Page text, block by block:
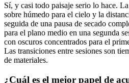
Sí, y casi todo paisaje serio lo hace.
sobre húmedo para el cielo y la
seguida de una pausa de secado
para el plano medio en una segunda
con oscuros concentrados para el
Las transiciones entre sesiones son
de materiales.
¿Cuál es el mejor papel de